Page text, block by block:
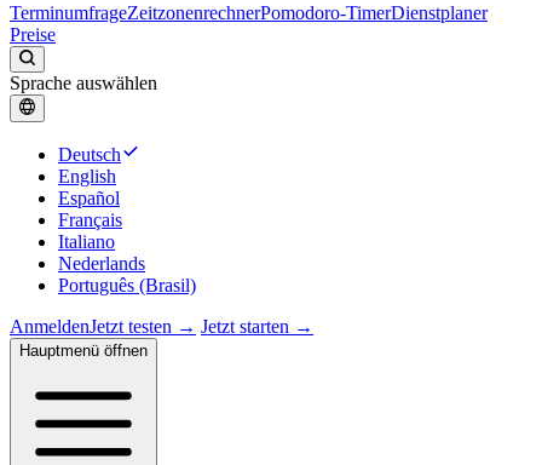
TerminumfrageZeitzonenrechnerPomodoro-TimerDienstplaner
Preise
Sprache auswählen
Deutsch
English
Español
Français
Italiano
Nederlands
Português (Brasil)
AnmeldenJetzt testen → Jetzt starten →
Hauptmenü öffnen